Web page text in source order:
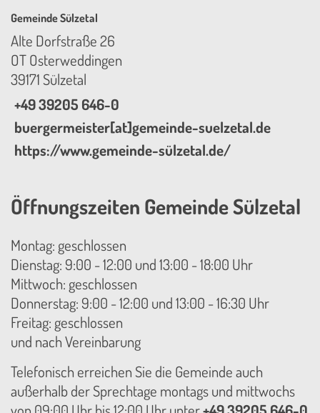
Gemeinde Sülzetal
Alte Dorfstraße 26
OT Osterweddingen
39171 Sülzetal
+49 39205 646-0
buergermeister[at]gemeinde-suelzetal.de
https://www.gemeinde-sülzetal.de/
Öffnungszeiten Gemeinde Sülzetal
Montag: geschlossen
Dienstag: 9:00 - 12:00 und 13:00 - 18:00 Uhr
Mittwoch: geschlossen
Donnerstag: 9:00 - 12:00 und 13:00 - 16:30 Uhr
Freitag: geschlossen
und nach Vereinbarung
Telefonisch erreichen Sie die Gemeinde auch
außerhalb der Sprechtage montags und mittwochs